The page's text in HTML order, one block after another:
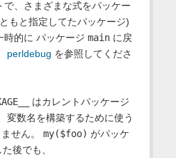
、さまざまな式をパッケー
もと指定してたパッケージ)
時的に パッケージ mainに戻
perldebug を参照してくださ
はカレントパッケージ
変数名を構築するために使う
せん。 my($foo) がパッケ
後でも、